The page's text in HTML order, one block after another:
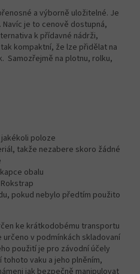
a výborně uložitelné. Je
je to cenově dostupná,
k přídavné nádrži,
kompaktní, že lze přidělat na
Samozřejmě na plotnu, rolku,
poloze
takže nezabere skoro žádné
obalu
pokud nebylo předtím použito
ke krátkodobému transportu
určeno v podmínkách skladovaní
použití je pro závodní účely
vaku a jeho plněním,